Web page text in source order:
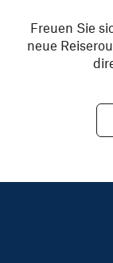
Freuen Sie
neue